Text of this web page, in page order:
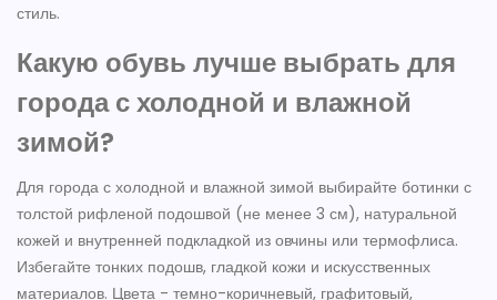
стиль.
Какую обувь лучше выбрать для
города с холодной и влажной
зимой?
Для города с холодной и влажной зимой выбирайте ботинки с
толстой рифленой подошвой (не менее 3 см), натуральной
кожей и внутренней подкладкой из овчины или термофлиса.
Избегайте тонких подошв, гладкой кожи и искусственных
материалов. Цвета - темно-коричневый, графитовый,